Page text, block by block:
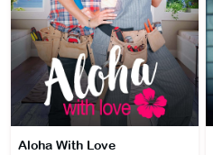
Aloha With Love